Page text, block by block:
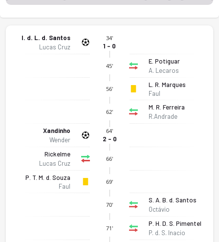
I. d. L. d. Santos
Lucas Cruz
34'
1 - 0
45'
E. Potiguar
A. Lecaros
56'
L. R. Marques
Faul
62'
M. R. Ferreira
R.Andrade
Xandinho
Wender
64'
2 - 0
Rickelme
Lucas Cruz
66'
P. T. M. d. Souza
Faul
69'
70'
S. A. B. d. Santos
Octávio
71'
P. H. D. S. Pimentel
P. d. S. Inacio